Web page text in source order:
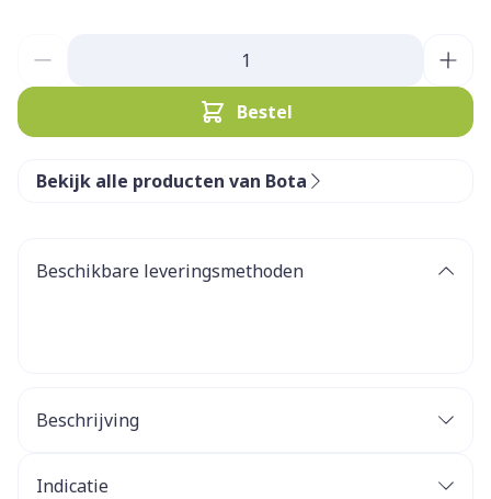
Bestel
Bekijk alle producten van Bota
Beschikbare leveringsmethoden
Beschrijving
Indicatie